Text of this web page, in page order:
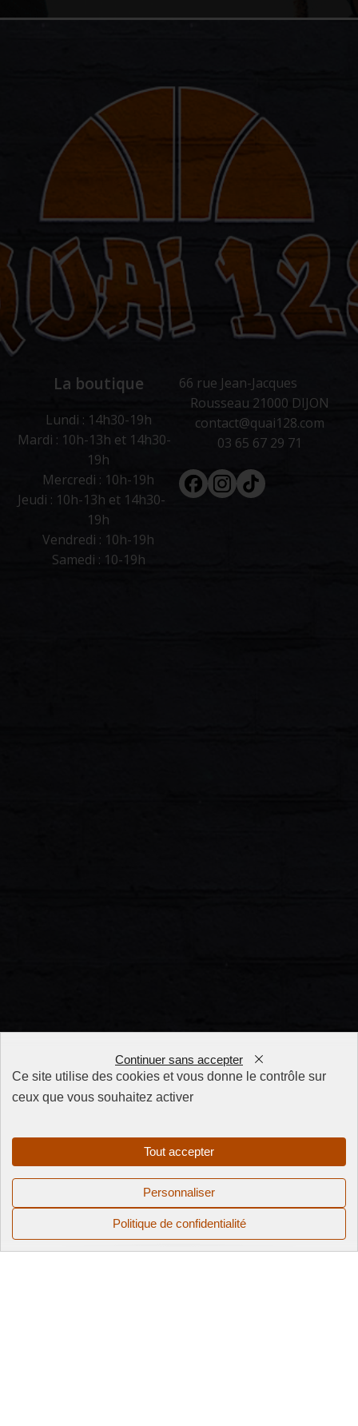
La boutique
Lundi : 14h30-19h
Mardi : 10h-13h et 14h30-
19h
Mercredi : 10h-19h
Jeudi : 10h-13h et 14h30-
19h
Vendredi : 10h-19h
Samedi : 10-19h
66 rue Jean-Jacques
Rousseau 21000 DIJON
contact@quai128.com
03 65 67 29 71
FacebookInstagram
Tiktok
Mentions
légales
Politique de
confidentialité
Ce site utilise des cookies et vous donne le contrôle sur
ceux que vous souhaitez activer
Tout accepter
Continuer sans accepter
Personnaliser
Politique de confidentialité